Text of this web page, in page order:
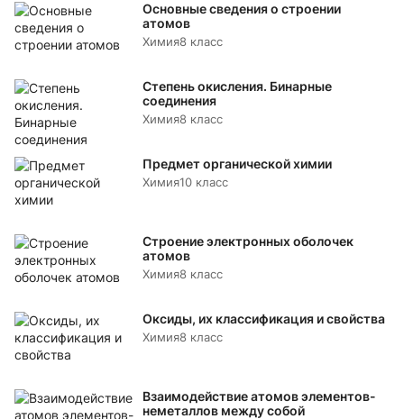
Основные сведения о строении
атомов
Химия8 класс
Степень окисления. Бинарные
соединения
Химия8 класс
Предмет органической химии
Химия10 класс
Строение электронных оболочек
атомов
Химия8 класс
Оксиды, их классификация и свойства
Химия8 класс
Взаимодействие атомов элементов-
неметаллов между собой